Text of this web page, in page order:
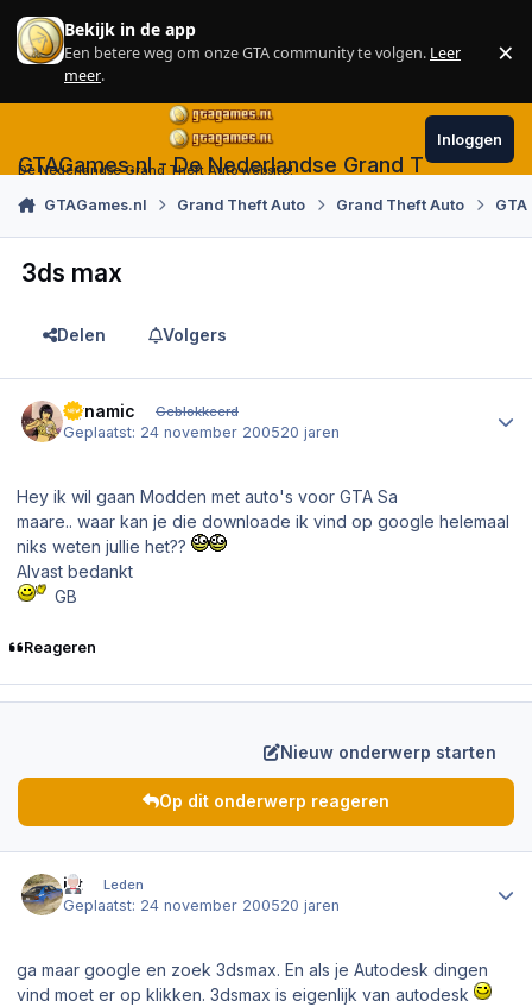
Skip to content
Bekijk in de app
Een betere weg om onze GTA community te volgen. Leer
meer.
×
GTAGames.nl - De Nederlandse Grand Theft Auto
De Nederlandse Grand Theft Auto website!
Inloggen
GTAGames.nl Grand Theft Auto Grand Theft Auto
3ds max
Delen Volgers
Dynamic Geblokkeerd
Geplaatst: 24 november 200520 jaren
Hey ik wil gaan Modden met auto's voor GTA Sa
maare.. waar kan je die downloade ik vind op google helemaal
niks weten jullie het??
Alvast bedankt
GB
Reageren
Nieuw onderwerp starten
Op dit onderwerp reageren
ikt Leden
Geplaatst: 24 november 200520 jaren
ga maar google en zoek 3dsmax. En als je Autodesk dingen
vind moet er op klikken. 3dsmax is eigenlijk van autodesk